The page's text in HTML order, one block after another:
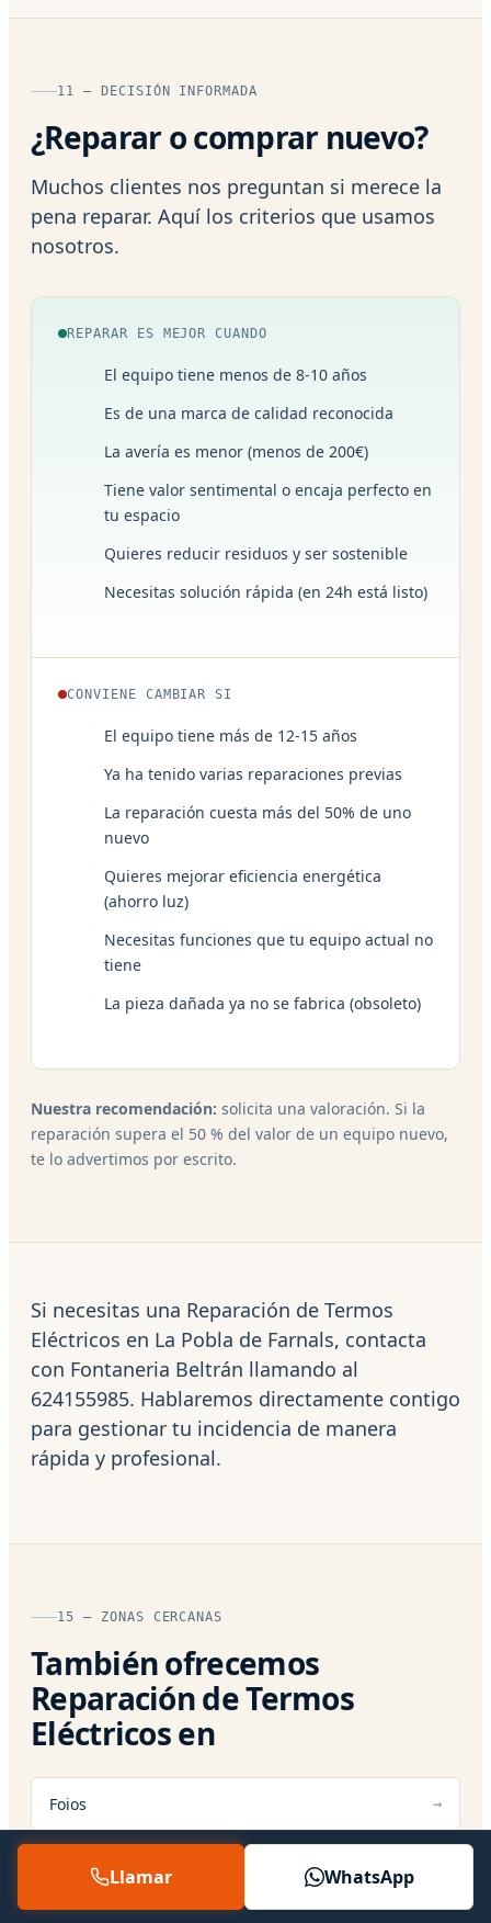
11 — DECISIÓN INFORMADA
¿Reparar o comprar nuevo?
Muchos clientes nos preguntan si merece la
pena reparar. Aquí los criterios que usamos
nosotros.
REPARAR ES MEJOR CUANDO
El equipo tiene menos de 8-10 años
Es de una marca de calidad reconocida
La avería es menor (menos de 200€)
Tiene valor sentimental o encaja perfecto en
tu espacio
Quieres reducir residuos y ser sostenible
Necesitas solución rápida (en 24h está listo)
CONVIENE CAMBIAR SI
El equipo tiene más de 12-15 años
Ya ha tenido varias reparaciones previas
La reparación cuesta más del 50% de uno
nuevo
Quieres mejorar eficiencia energética
(ahorro luz)
Necesitas funciones que tu equipo actual no
tiene
La pieza dañada ya no se fabrica (obsoleto)
Nuestra recomendación: solicita una valoración. Si la
reparación supera el 50 % del valor de un equipo nuevo,
te lo advertimos por escrito.
Si necesitas una Reparación de Termos
Eléctricos en La Pobla de Farnals, contacta
con Fontaneria Beltrán llamando al
624155985. Hablaremos directamente contigo
para gestionar tu incidencia de manera
rápida y profesional.
15 — ZONAS CERCANAS
También ofrecemos
Reparación de Termos
Eléctricos en
Foios
Meliana Llamar WhatsApp